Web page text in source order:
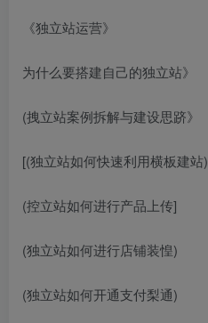
《独立站运营》
为什么要搭建自己的独立站》
(拽立站案例拆解与建设思跻》
[(独立站如何快速利用横板建站)
(控立站如何进行产品上传]
(独立站如何进行店铺装惶)
(独立站如何开通支付梨通)